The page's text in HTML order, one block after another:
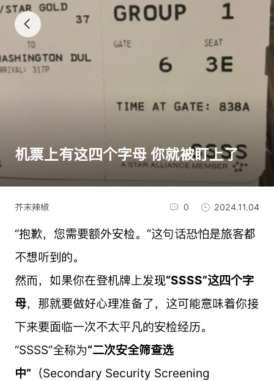
机票上有这四个字母 你就被盯上了
芥末辣椒 0 2024.11.04
“抱歉，您需要额外安检。”这句话恐怕是旅客都
不想听到的。
然而，如果你在登机牌上发现“SSSS”这四个字
母，那就要做好心理准备了，这可能意味着你接
下来要面临一次不太平凡的安检经历。
“SSSS”全称为“二次安全筛查选
中” （Secondary Security Screening